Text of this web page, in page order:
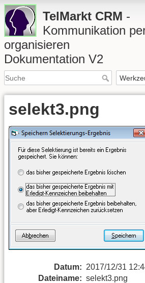
TelMarkt CRM -
Kommunikation
organisieren
Dokumentation V2
selekt3.png
Datum: 2017/12/31
Dateiname: selekt3.png